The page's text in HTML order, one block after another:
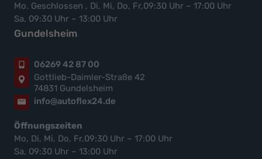
Mo. Geschlossen , Di, Mi, Do, Fr,09:30 Uhr – 17:00 Uhr
Sa, 09:30 Uhr – 13:00 Uhr
Gundelsheim
06269 42 87 00
Gottlieb-Daimler-Straße 42
74831 Gundelsheim
info@autoflex24.de
Öffnungszeiten
Mo, Di, Mi, Do, Fr,09:30 Uhr – 17:00 Uhr
Sa, 09:30 Uhr – 13:00 Uhr